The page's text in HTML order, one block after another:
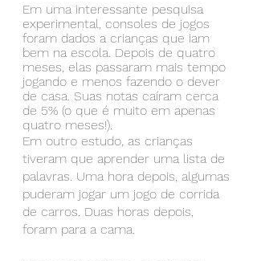
Em uma interessante pesquisa
experimental, consoles de jogos
foram dados a crianças que iam
bem na escola. Depois de quatro
meses, elas passaram mais tempo
jogando e menos fazendo o dever
de casa. Suas notas caíram cerca
de 5% (o que é muito em apenas
quatro meses!).
Em outro estudo, as crianças
tiveram que aprender uma lista de
palavras. Uma hora depois, algumas
puderam jogar um jogo de corrida
de carros. Duas horas depois,
foram para a cama.